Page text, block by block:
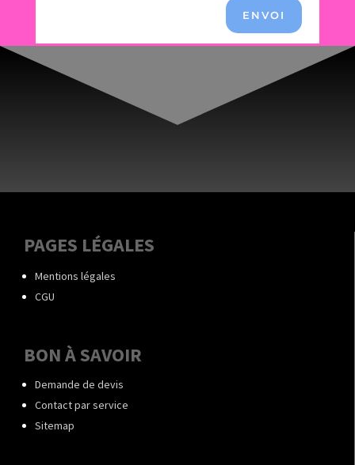
ENVOI
PAGES LÉGALES
Mentions légales
CGU
BON À SAVOIR
Demande de devis
Contact par service
Sitemap